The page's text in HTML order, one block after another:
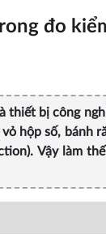
đo
thiết bị công
hộp số, bánh
Vậy làm